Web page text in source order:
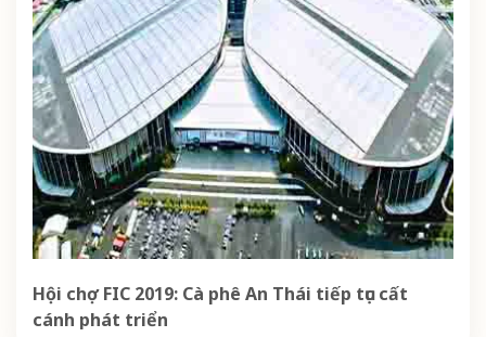
Hội chợ FIC 2019: Cà phê An Thái tiếp tục cất
cánh phát triển